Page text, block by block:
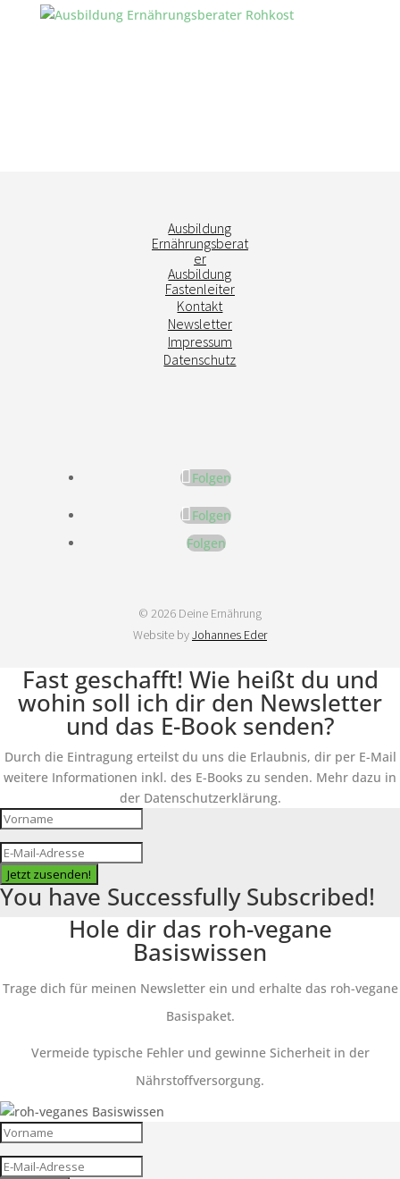
Ausbildung
Ernährungsberat
er
Ausbildung
Fastenleiter
Kontakt
Newsletter
Impressum
Datenschutz
Folgen
Folgen
Folgen
© 2026 Deine Ernährung
Website byJohannes Eder
Fast geschafft! Wie heißt du und
wohin soll ich dir den Newsletter
und das E-Book senden?
Durch die Eintragung erteilst du uns die Erlaubnis, dir per E-Mail
weitere Informationen inkl. des E-Books zu senden. Mehr dazu in
der Datenschutzerklärung.
Jetzt zusenden!
You have Successfully Subscribed!
Hole dir das roh-vegane
Basiswissen
Trage dich für meinen Newsletter ein und erhalte das roh-vegane
Basispaket.
Vermeide typische Fehler und gewinne Sicherheit in der
Nährstoffversorgung.